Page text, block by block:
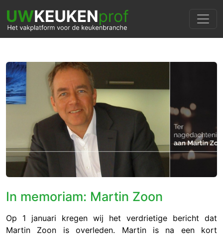
In memoriam: Martin Zoon
Op 1 januari kregen wij het verdrietige bericht dat
Martin Zoon is overleden. Martin is na een kort